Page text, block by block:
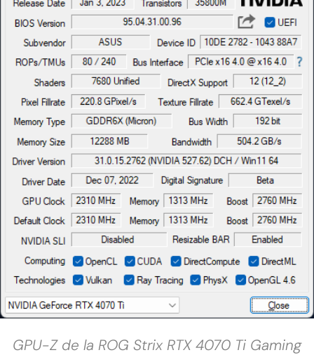
GPU-Z de la ROG Strix RTX 4070 Ti Gaming